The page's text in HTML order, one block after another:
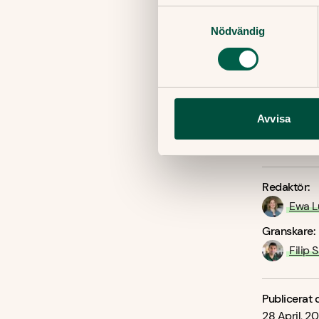
Nödvändig
Avvisa
more
Redaktör:
Ewa
Granskare:
Filip
Publicerat
28 April,